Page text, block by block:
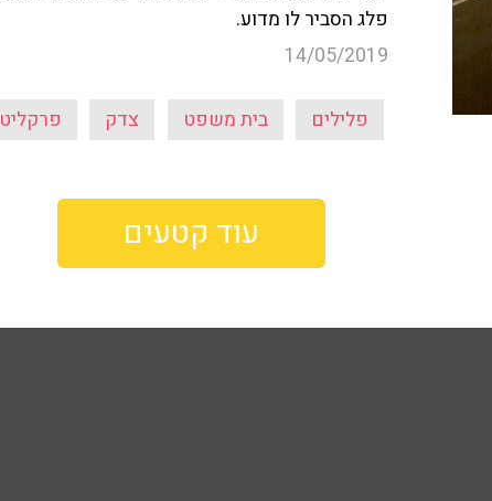
פלג הסביר לו מדוע.
14/05/2019
פלילים בית משפט צדק
עוד קטעים